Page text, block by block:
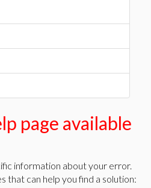
page available
information about your error.
that can help you find a solution: